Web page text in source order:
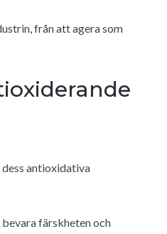
från att agera som
antioxidativa
färskheten och